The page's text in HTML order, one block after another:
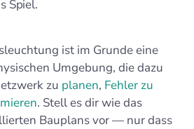
Spiel.
ist im Grunde eine
Umgebung, die dazu
zu planen, Fehler zu
. Stell es dir wie das
Bauplans vor — nur dass